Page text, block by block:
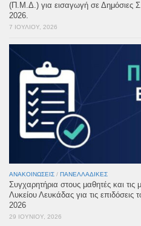
(Π.Μ.Δ.) για εισαγωγή σε Δημόσιες
2026.
7 ΙΟΥΛΊΟΥ, 2026
ΑΝΑΚΟΙΝΏΣΕΙΣ / ΠΑΝΕΛΛΑΔΙΚΈΣ
Συγχαρητήρια στους μαθητές και τις
Λυκείου Λευκάδας για τις επιδόσεις
2026
29 ΙΟΥΝΊΟΥ, 2026